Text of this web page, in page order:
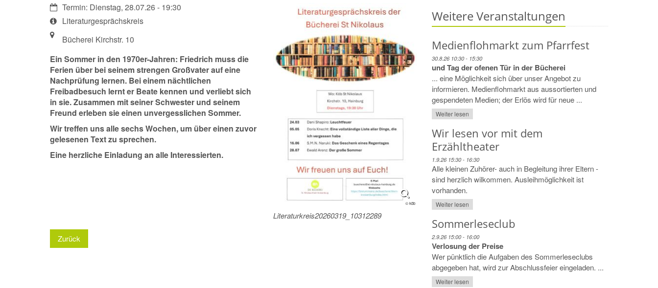
© köb
Literaturkreis20260319_10312289
Datum:Termin: Dienstag, 28.07.26 - 19:30
Art
bzw.
Nummer:
Literaturgesprächskreis
Ort: Bücherei Kirchstr. 10
Ein Sommer in den 1970er-Jahren: Friedrich muss die
Ferien über bei seinem strengen Großvater auf eine
Nachprüfung lernen. Bei einem nächtlichen
Freibadbesuch lernt er Beate kennen und verliebt sich
in sie. Zusammen mit seiner Schwester und seinem
Freund erleben sie einen unvergesslichen Sommer.
Wir treffen uns alle sechs Wochen, um über einen zuvor
gelesenen Text zu sprechen.
Eine herzliche Einladung an alle Interessierten.
Zurück
Weitere Veranstaltungen
Medienflohmarkt zum Pfarrfest
30.8.26 10:30 - 15:30
und Tag der ofenen Tür in der Bücherei
... eine Möglichkeit sich über unser Angebot zu
informieren. Medienflohmarkt aus aussortierten und
gespendeten Medien; der Erlös wird für neue ...
Weiter lesen
Wir lesen vor mit dem
Erzähltheater
1.9.26 15:30 - 16:30
Alle kleinen Zuhörer- auch in Begleitung ihrer Eltern -
sind herzlich wilkommen. Ausleihmöglichkeit ist
vorhanden.
Weiter lesen
Sommerleseclub
2.9.26 15:00 - 16:00
Verlosung der Preise
Wer pünktlich die Aufgaben des Sommerleseclubs
abgegeben hat, wird zur Abschlussfeier eingeladen. ...
Weiter lesen